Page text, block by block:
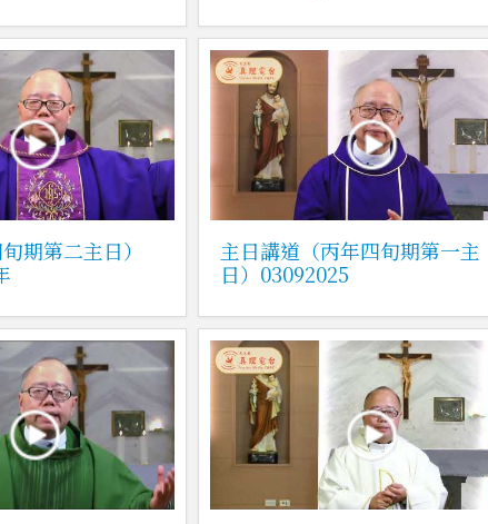
期第二主日）
主日講道（丙年四旬期第一主
日）03092025